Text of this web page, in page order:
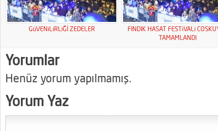
GüVENiLiRLiĞİ ZEDELER
FINDIK HASAT FESTiVALi
TAMAMLANDI
Yorumlar
Henüz yorum yapılmamış.
Yorum Yaz